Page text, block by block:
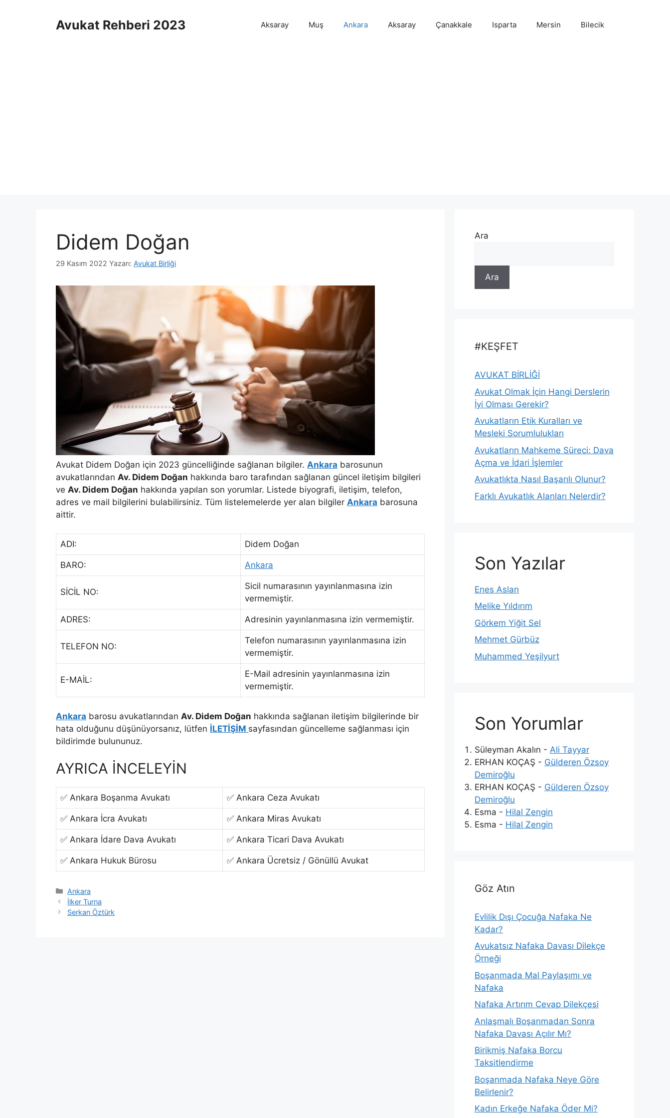
Avukat Rehberi 2023 Aksaray Muş Ankara Aksaray Çanakkale Isparta Mersin Bilecik
Didem Doğan
29 Kasım 2022 Yazarı: Avukat Birliği
Avukat Didem Doğan için 2023 güncelliğinde sağlanan bilgiler. Ankara barosunun
avukatlarından Av. Didem Doğan hakkında baro tarafından sağlanan güncel iletişim bilgileri
ve Av. Didem Doğan hakkında yapılan son yorumlar. Listede biyografi, iletişim, telefon,
adres ve mail bilgilerini bulabilirsiniz. Tüm listelemelerde yer alan bilgiler Ankara barosuna
aittir.
ADI: Didem Doğan
BARO: Ankara
SİCİL NO:
Sicil numarasının yayınlanmasına izin
vermemiştir.
ADRES: Adresinin yayınlanmasına izin vermemiştir.
TELEFON NO:
Telefon numarasının yayınlanmasına izin
vermemiştir.
E-MAİL:
E-Mail adresinin yayınlanmasına izin
vermemiştir.
Ankara barosu avukatlarından Av. Didem Doğan hakkında sağlanan iletişim bilgilerinde bir
hata olduğunu düşünüyorsanız, lütfen İLETİŞİM sayfasından güncelleme sağlanması için
bildirimde bulununuz.
AYRICA İNCELEYİN
✅ Ankara Boşanma Avukatı ✅ Ankara Ceza Avukatı
✅ Ankara İcra Avukatı ✅ Ankara Miras Avukatı
✅ Ankara İdare Dava Avukatı ✅ Ankara Ticari Dava Avukatı
✅ Ankara Hukuk Bürosu ✅ Ankara Ücretsiz / Gönüllü Avukat
Kategoriler
Ankara
İlker Turna
Serkan Öztürk
Ara
Ara
#KEŞFET
AVUKAT BİRLİĞİ
Avukat Olmak İçin Hangi Derslerin
İyi Olması Gerekir?
Avukatların Etik Kuralları ve
Mesleki Sorumlulukları
Avukatların Mahkeme Süreci: Dava
Açma ve İdari İşlemler
Avukatlıkta Nasıl Başarılı Olunur?
Farklı Avukatlık Alanları Nelerdir?
Son Yazılar
Enes Aslan
Melike Yıldırım
Görkem Yiğit Sel
Mehmet Gürbüz
Muhammed Yeşilyurt
Son Yorumlar
Süleyman Akalın - Ali Tayyar
ERHAN KOÇAŞ - Gülderen Özsoy
Demiroğlu
ERHAN KOÇAŞ - Gülderen Özsoy
Demiroğlu
Esma - Hilal Zengin
Esma - Hilal Zengin
Göz Atın
Evlilik Dışı Çocuğa Nafaka Ne
Kadar?
Avukatsız Nafaka Davası Dilekçe
Örneği
Boşanmada Mal Paylaşımı ve
Nafaka
Nafaka Artırım Cevap Dilekçesi
Anlaşmalı Boşanmadan Sonra
Nafaka Davası Açılır Mı?
Birikmiş Nafaka Borcu
Taksitlendirme
Boşanmada Nafaka Neye Göre
Belirlenir?
Kadın Erkeğe Nafaka Öder Mi?